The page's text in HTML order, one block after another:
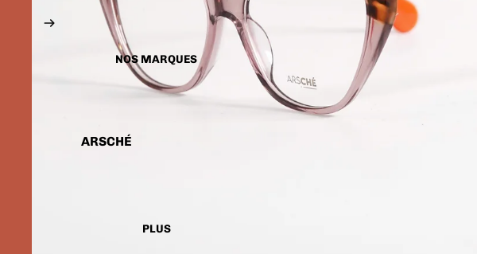
LUNETTES OPTIQUES FEMME
LUNETTES OPTIQUES
ENFANTSNOS MARQUES
ARSCHÉ
PLUS